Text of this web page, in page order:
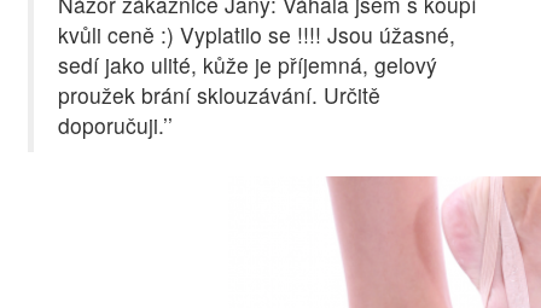
kvůli ceně :) Vyplatilo se !!!! Jsou úžasné,
sedí jako ulité, kůže je příjemná, gelový
proužek brání sklouzávání. Určitě
doporučuji.’’